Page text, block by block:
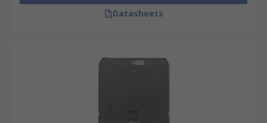
เกินในระหว่างการรับ-ส่งข้อมูล
และ กัลวานิกแบร์ริเออร์จาก
แบรนด์ชั้นนำที่คุณมั่นใจ
Datasheets